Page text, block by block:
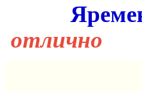
отлично